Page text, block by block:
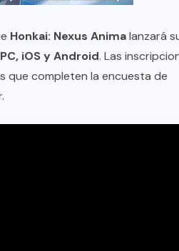
Honkai: Nexus Animalanzará
PC, iOS y Android. Las
que completen la encuesta de